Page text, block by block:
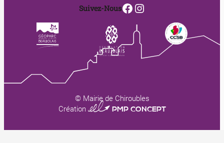
Suivez-NousFacebook
Instagram
© Mairie de Chiroubles
Création 0123 PMP CONCEPT